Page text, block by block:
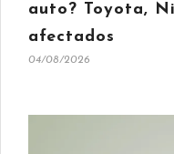
auto? Toyota,
afectados
04/08/2026